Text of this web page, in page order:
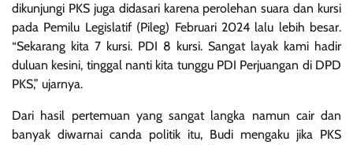
dikunjungi PKS juga didasari karena perolehan suara dan kursi
pada Pemilu Legislatif (Pileg) Februari 2024 lalu lebih besar.
“Sekarang kita 7 kursi. PDI 8 kursi. Sangat layak kami hadir
duluan kesini, tinggal nanti kita tunggu PDI Perjuangan di DPD
PKS,” ujarnya.
Dari hasil pertemuan yang sangat langka namun cair dan
banyak diwarnai canda politik itu, Budi mengaku jika PKS